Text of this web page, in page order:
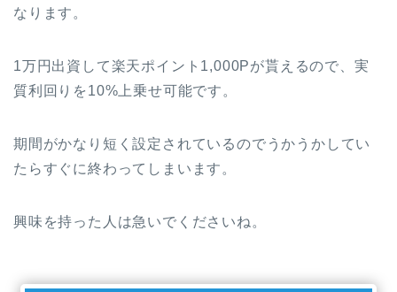
なります。
1万円出資して楽天ポイント1,000Pが貰えるので、実
質利回りを10%上乗せ可能です。
期間がかなり短く設定されているのでうかうかしてい
たらすぐに終わってしまいます。
興味を持った人は急いでくださいね。